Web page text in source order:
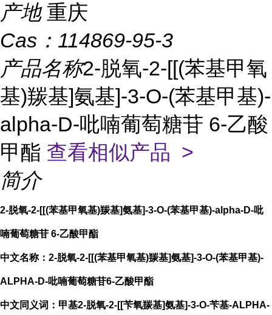
产地 重庆
Cas： 114869-95-3
产品名称2-脱氧-2-[[(苯基甲氧
基)羰基]氨基]-3-O-(苯基甲基)-
alpha-D-吡喃葡萄糖苷 6-乙酸
甲酯 查看相似产品 >
简介
2-脱氧-2-[[(苯基甲氧基)羰基]氨基]-3-O-(苯基甲基)-alpha-D-吡
喃葡萄糖苷 6-乙酸甲酯
中文名称：2-脱氧-2-[[(苯基甲氧基)羰基]氨基]-3-O-(苯基甲基)-
ALPHA-D-吡喃葡萄糖苷6-乙酸甲酯
中文同义词：甲基2-脱氧-2-[[苄氧羰基]氨基]-3-O-苄基-ALPHA-